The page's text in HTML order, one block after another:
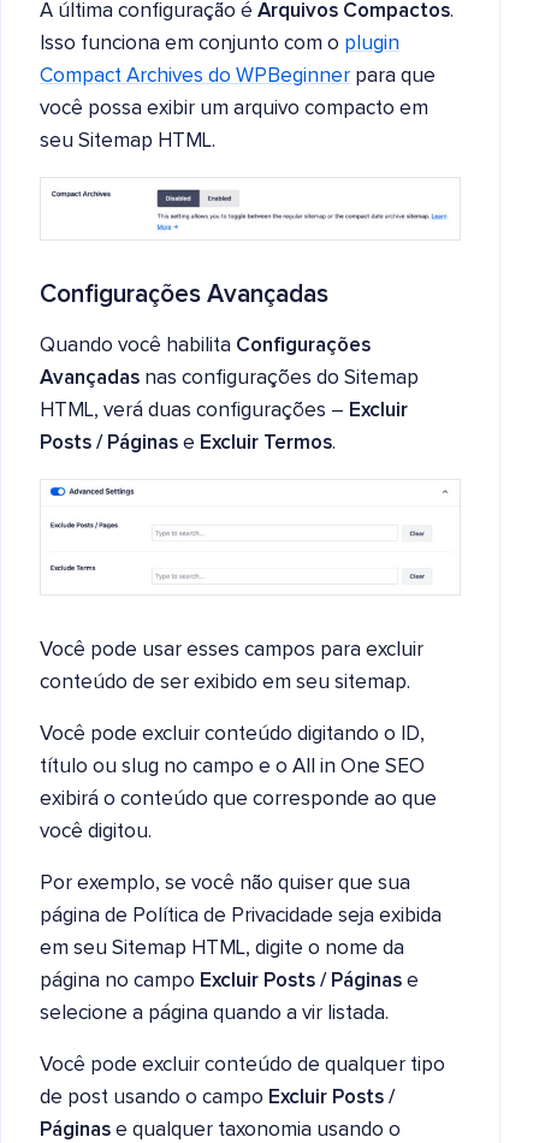
A última configuração é Arquivos Compactos.
Isso funciona em conjunto com o plugin
Compact Archives do WPBeginner para que
você possa exibir um arquivo compacto em
seu Sitemap HTML.
Configurações Avançadas
Quando você habilita Configurações
Avançadas nas configurações do Sitemap
HTML, verá duas configurações – Excluir
Posts / Páginas e Excluir Termos.
Você pode usar esses campos para excluir
conteúdo de ser exibido em seu sitemap.
Você pode excluir conteúdo digitando o ID,
título ou slug no campo e o All in One SEO
exibirá o conteúdo que corresponde ao que
você digitou.
Por exemplo, se você não quiser que sua
página de Política de Privacidade seja exibida
em seu Sitemap HTML, digite o nome da
página no campo Excluir Posts / Páginas e
selecione a página quando a vir listada.
Você pode excluir conteúdo de qualquer tipo
de post usando o campo Excluir Posts /
Páginas e qualquer taxonomia usando o